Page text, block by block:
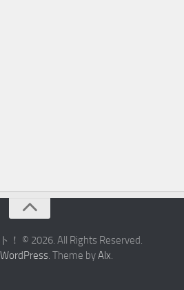
！ © 2026. All Rights Reserved.
WordPress. Theme byAlx.